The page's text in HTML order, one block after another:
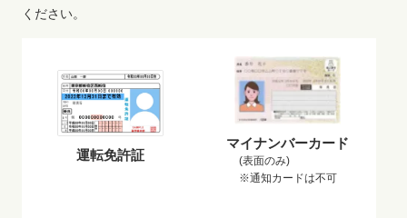
ください。
運転免許証
マイナンバーカード
(表面のみ)
※通知カードは不可